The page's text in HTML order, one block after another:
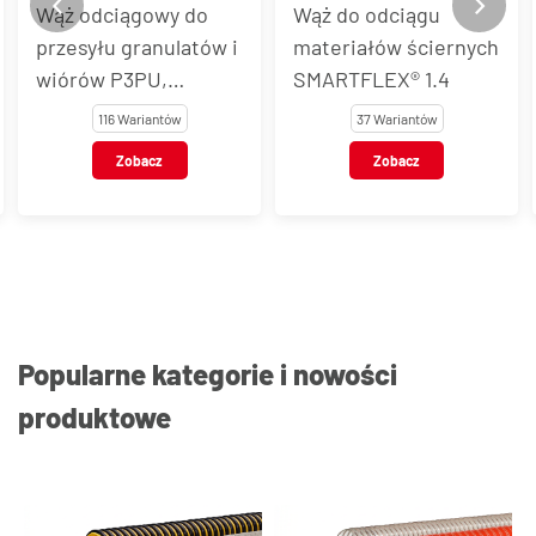
Wąż odciągowy do
przesyłu granulatów i
wiórów P3PU,
P3PUAS, P3PUEL
116 Wariantów
Zobacz
Wąż do odciągu
materiałów ściernych
SMARTFLEX® 1.4
37 Wariantów
Zobacz
Popularne kategorie i nowości
produktowe